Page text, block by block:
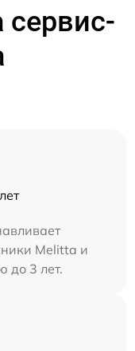
Melitta и
до 3 лет.